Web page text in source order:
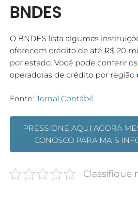
BNDES
O BNDES lista algumas
oferecem crédito de até R$ 20
por estado. Você pode conferir
operadoras de crédito por região
Fonte: Jornal Contábil
PRESSIONE AQUI AGORA
CONOSCO PARA MAIS
Classifique